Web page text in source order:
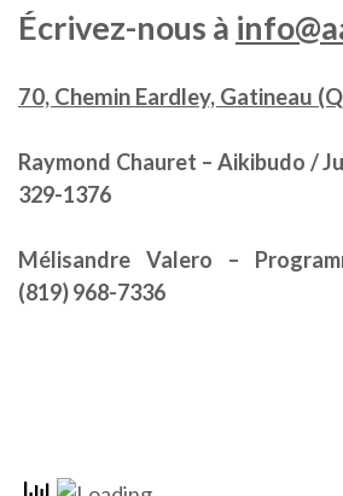
Écrivez-nous à
70, Chemin Eardley, Gatineau
Raymond Chauret – Aikibudo /
329-1376
Mélisandre Valero –
(819) 968-7336